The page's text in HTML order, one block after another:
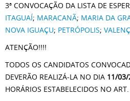
3ª CONVOCAÇÃO DA LISTA DE
ITAGUAÍ; MARACANÃ; MARIA DA
NOVA IGUAÇU; PETRÓPOLIS;
ATENÇÃO!!!!
TODOS OS CANDIDATOS
DEVERÃO REALIZÁ-LA NO DIA 11/
HORÁRIOS ESTABELECIDOS NO